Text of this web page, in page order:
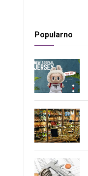
Popularno